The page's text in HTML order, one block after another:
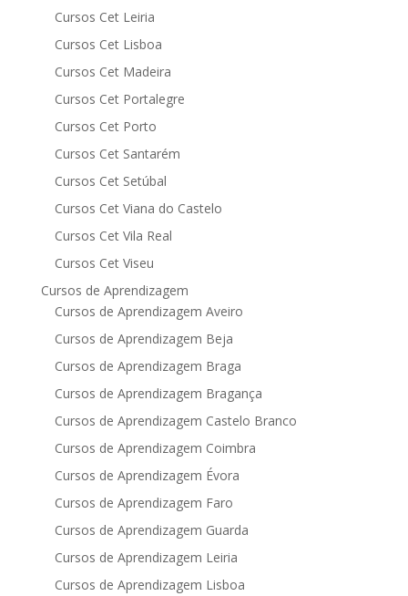
Cursos Cet Leiria
Cursos Cet Lisboa
Cursos Cet Madeira
Cursos Cet Portalegre
Cursos Cet Porto
Cursos Cet Santarém
Cursos Cet Setúbal
Cursos Cet Viana do Castelo
Cursos Cet Vila Real
Cursos Cet Viseu
Cursos de Aprendizagem
Cursos de Aprendizagem Aveiro
Cursos de Aprendizagem Beja
Cursos de Aprendizagem Braga
Cursos de Aprendizagem Bragança
Cursos de Aprendizagem Castelo Branco
Cursos de Aprendizagem Coimbra
Cursos de Aprendizagem Évora
Cursos de Aprendizagem Faro
Cursos de Aprendizagem Guarda
Cursos de Aprendizagem Leiria
Cursos de Aprendizagem Lisboa